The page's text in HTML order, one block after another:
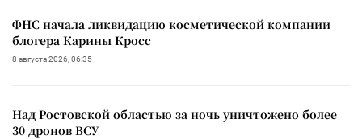
ФНС начала ликвидацию косметической компании
блогера Карины Кросс
8 августа 2026, 06:35
Над Ростовской областью за ночь уничтожено более
30 дронов ВСУ